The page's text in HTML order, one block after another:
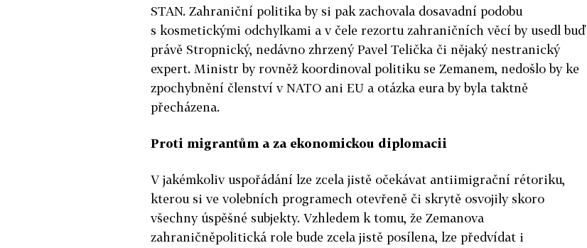
STAN. Zahraniční politika by si pak zachovala dosavadní podobu
s kosmetickými odchylkami a v čele rezortu zahraničních věcí by usedl buď
právě Stropnický, nedávno zhrzený Pavel Telička či nějaký nestranický
expert. Ministr by rovněž koordinoval politiku se Zemanem, nedošlo by ke
zpochybnění členství v NATO ani EU a otázka eura by byla taktně
přecházena.
Proti migrantům a za ekonomickou diplomacii
V jakémkoliv uspořádání lze zcela jistě očekávat antiimigrační rétoriku,
kterou si ve volebních programech otevřeně či skrytě osvojily skoro
všechny úspěšné subjekty. Vzhledem k tomu, že Zemanova
zahraničněpolitická role bude zcela jistě posílena, lze předvídat i